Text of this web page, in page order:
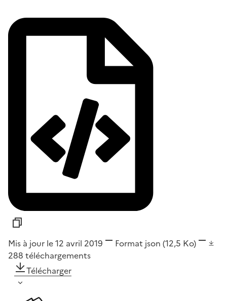
Mis à jour le 12 avril 2019 Format json (12,5 Ko)
288 téléchargements
Télécharger